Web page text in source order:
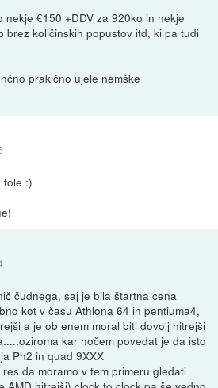
€150 +DDV za 920ko in nekje
brez količinskih popustov itd, ki pa tudi
prakično ujele nemške
tole :)
čudnega, saj je bila štartna cena
kot v času Athlona 64 in pentiuma4,
a je ob enem moral biti dovolj hitrejši
kar hočem povedat je da isto
Ph2 in quad 9XXX
da moramo v tem primeru gledati